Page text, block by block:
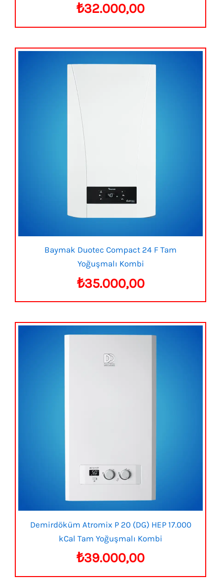
₺32.000,00
Baymak Duotec Compact 24 F Tam
Yoğuşmalı Kombi
₺35.000,00
Demirdöküm Atromix P 20 (DG) HEP 17.000
kCal Tam Yoğuşmalı Kombi
₺39.000,00